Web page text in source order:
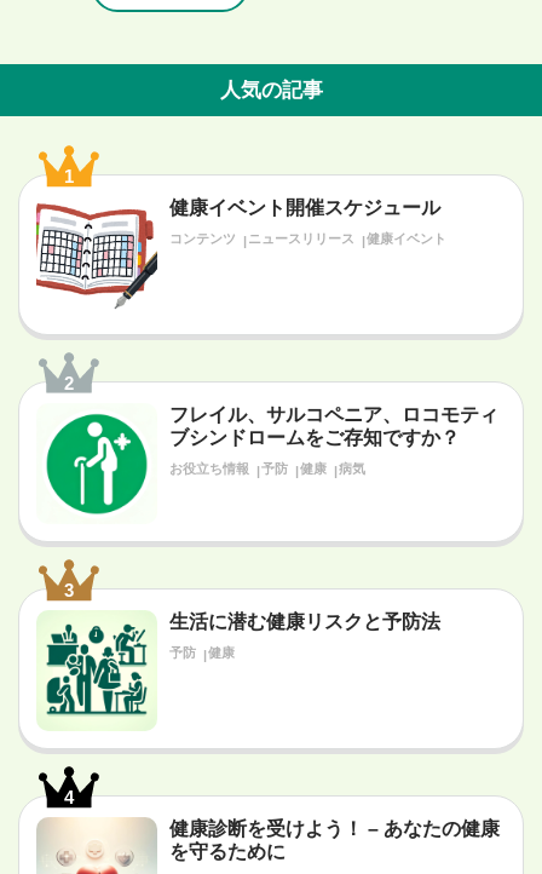
人気の記事
1
健康イベント開催スケジュール
コンテンツ ニュースリリース 健康イベント
2
フレイル、サルコペニア、ロコモティ
ブシンドロームをご存知ですか？
お役立ち情報 予防 健康 病気
3
生活に潜む健康リスクと予防法
予防 健康
4
健康診断を受けよう！ – あなたの健康
を守るために